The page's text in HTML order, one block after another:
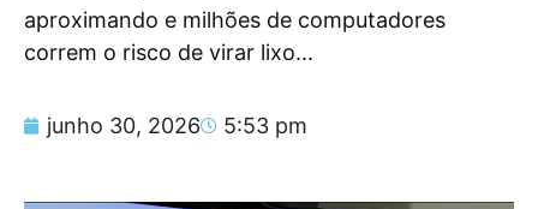
aproximando e milhões de computadores
correm o risco de virar lixo...
junho 30, 2026 5:53 pm